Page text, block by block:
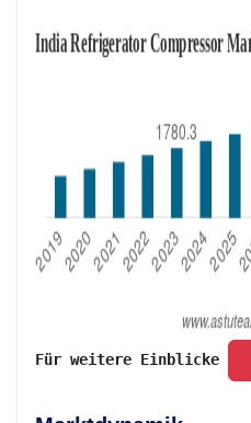
Für weitere Einblicke